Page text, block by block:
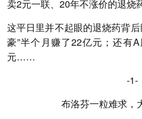
卖2元一联、20年不涨价的退
这平日里并不起眼的退烧药背
豪”半个月赚了22亿元；还有
元……
-1-
布洛芬一粒难求，